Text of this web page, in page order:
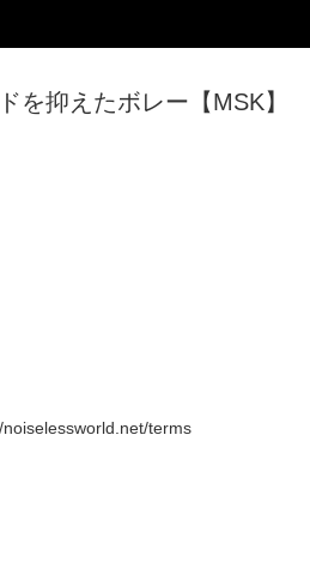
を抑えたボレー【MSK】
terms